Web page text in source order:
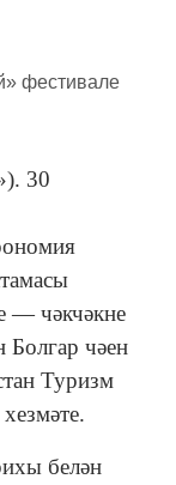
30
— чәкчәкне
Болгар чәен
Туризм
белән